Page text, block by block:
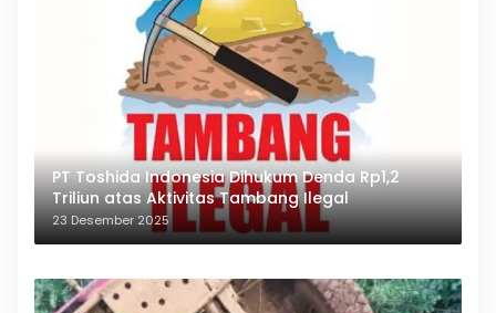
PT Toshida Indonesia Dihukum Denda Rp1,2
Triliun atas Aktivitas Tambang Ilegal
23 Desember 2025